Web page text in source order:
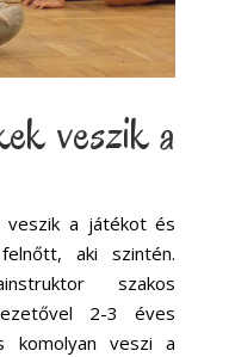
veszik a
veszik a játékot és
aki szintén.
szakos
2-3 éves
komolyan veszi a